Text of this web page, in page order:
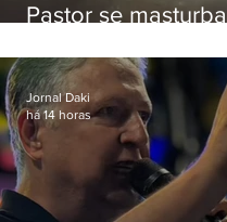
Pastor se
Jornal Daki
há 14 horas